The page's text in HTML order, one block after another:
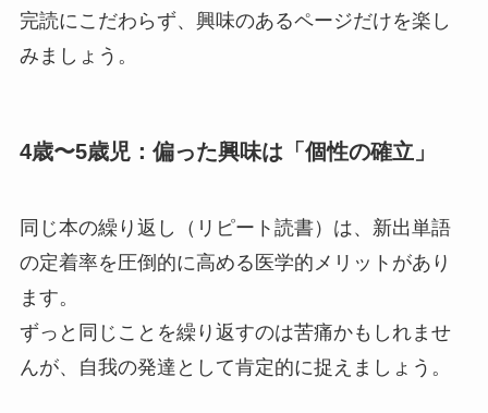
完読にこだわらず、興味のあるページだけを楽し
みましょう。
4歳〜5歳児：偏った興味は「個性の確立」
同じ本の繰り返し（リピート読書）は、新出単語
の定着率を圧倒的に高める医学的メリットがあり
ます。
ずっと同じことを繰り返すのは苦痛かもしれませ
んが、自我の発達として肯定的に捉えましょう。